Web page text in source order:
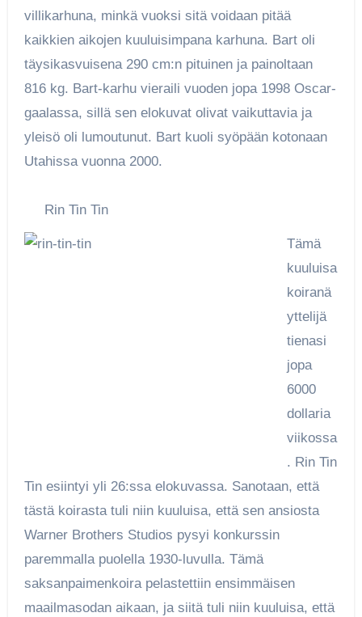
villikarhuna, minkä vuoksi sitä voidaan pitää
kaikkien aikojen kuuluisimpana karhuna. Bart oli
täysikasvuisena 290 cm:n pituinen ja painoltaan
816 kg. Bart-karhu vieraili vuoden jopa 1998 Oscar-
gaalassa, sillä sen elokuvat olivat vaikuttavia ja
yleisö oli lumoutunut. Bart kuoli syöpään kotonaan
Utahissa vuonna 2000.
Rin Tin Tin
Tämä
kuuluisa
koiranä
yttelijä
tienasi
jopa
6000
dollaria
viikossa
. Rin Tin
Tin esiintyi yli 26:ssa elokuvassa. Sanotaan, että
tästä koirasta tuli niin kuuluisa, että sen ansiosta
Warner Brothers Studios pysyi konkurssin
paremmalla puolella 1930-luvulla. Tämä
saksanpaimenkoira pelastettiin ensimmäisen
maailmasodan aikaan, ja siitä tuli niin kuuluisa, että